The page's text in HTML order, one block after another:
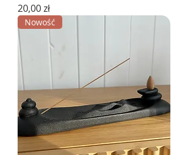
Cena
20,00 zł
Nowość